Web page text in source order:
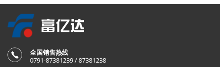
全国销售热线
0791-87381239 / 87381238